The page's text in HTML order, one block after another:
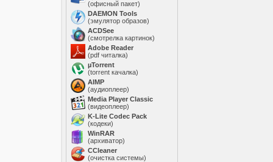
(офисный пакет)
DAEMON Tools
(эмулятор образов)
ACDSee
(смотрелка картинок)
Adobe Reader
(pdf читалка)
µTorrent
(torrent качалка)
AIMP
(аудиоплеер)
Media Player Classic
(видеоплеер)
K-Lite Codec Pack
(кодеки)
WinRAR
(архиватор)
ССleaner
(очистка системы)